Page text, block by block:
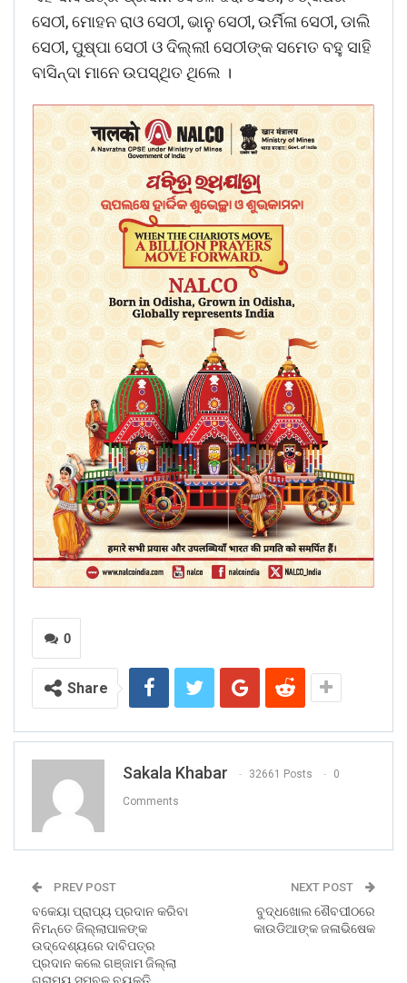
ସେଠୀ, ମୋହନ ରାଓ ସେଠୀ, ଭାନୁ ସେଠୀ, ଉର୍ମିଳା ସେଠୀ, ଡାଲି
ସେଠୀ, ପୁଷ୍ପା ସେଠୀ ଓ ଦିଲ୍ଲୀ ସେଠୀଙ୍କ ସମେତ ବହୁ ସାହି
ବାସିନ୍ଦା ମାନେ ଉପସ୍ଥିତ ଥିଲେ ।
0
Share
Sakala Khabar 32661 Posts 0
Comments
PREV POST
ବକେୟା ପ୍ରାପ୍ୟ ପ୍ରଦାନ କରିବା
ନିମନ୍ତେ ଜିଲ୍ଲାପାଳଙ୍କ
ଉଦ୍ଦେଶ୍ୟରେ ଦାବିପତ୍ର
ପ୍ରଦାନ କଲେ ଗଞ୍ଜାମ ଜିଲ୍ଲା
NEXT POST
ବୁଦ୍ଧଖୋଲ ଶୈବପୀଠରେ
କାଉଡିଆଙ୍କ ଜଳାଭିଷେକ